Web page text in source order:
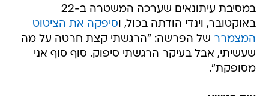
במסיבת עיתונאים שערכה המשטרה ב-22
באוקטובר, וינדי הודתה בכול, וסיפקה את הציטוט
המצמרר של הפרשה: "הרגשתי קצת חרטה על מה
שעשיתי, אבל בעיקר הרגשתי סיפוק. סוף סוף אני
מסופקת".